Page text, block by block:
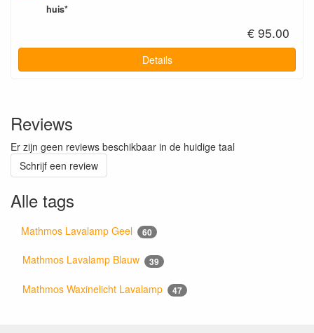
huis*
€ 95.00
Details
Reviews
Er zijn geen reviews beschikbaar in de huidige taal
Schrijf een review
Alle tags
Mathmos Lavalamp Geel 60
Mathmos Lavalamp Blauw 39
Mathmos Waxinelicht Lavalamp 47